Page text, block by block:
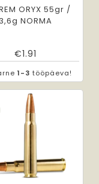
ORYX 55gr /
3,6g NORMA
€1.91
1-3 tööpäeva!